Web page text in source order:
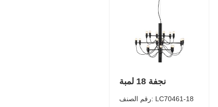
نجفة 18 لمبة
رقم الصنف: LC70461-18